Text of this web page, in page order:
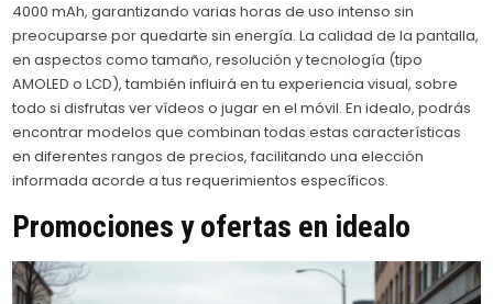
4000 mAh, garantizando varias horas de uso intenso sin
preocuparse por quedarte sin energía. La calidad de la pantalla,
en aspectos como tamaño, resolución y tecnología (tipo
AMOLED o LCD), también influirá en tu experiencia visual, sobre
todo si disfrutas ver vídeos o jugar en el móvil. En idealo, podrás
encontrar modelos que combinan todas estas características
en diferentes rangos de precios, facilitando una elección
informada acorde a tus requerimientos específicos.
Promociones y ofertas en idealo